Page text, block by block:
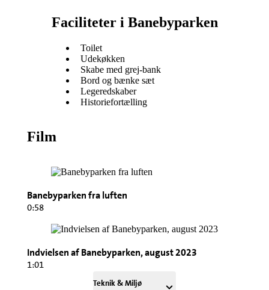
Faciliteter i Banebyparken
Toilet
Udekøkken
Skabe med grej-bank
Bord og bænke sæt
Legeredskaber
Historiefortælling
Film
Banebyparken fra luften
0:58
Indvielsen af Banebyparken, august 2023
1:01
Teknik & Miljø